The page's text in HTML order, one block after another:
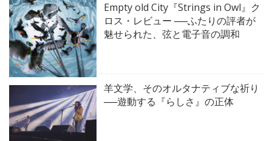
Empty old City『Strings in Owl』ク
ロス・レビュー ──ふたりの評者が
魅せられた、弦と電子音の調和
羊文学、そのオルタナティブな祈り
──遊動する『らしさ』の正体